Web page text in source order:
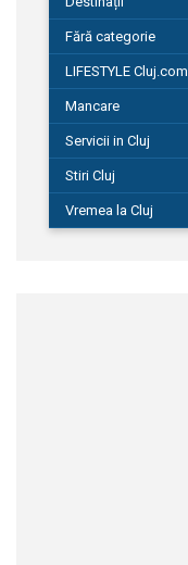
Fără categorie
LIFESTYLE Cluj.com
Mancare
Servicii in Cluj
Stiri Cluj
Vremea la Cluj